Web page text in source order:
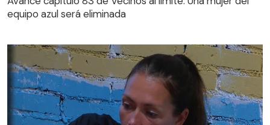
equipo azul será eliminada